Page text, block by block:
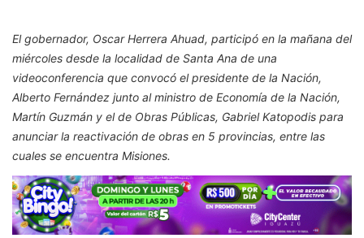
El gobernador, Oscar Herrera Ahuad, participó en la mañana del
miércoles desde la localidad de Santa Ana de una
videoconferencia que convocó el presidente de la Nación,
Alberto Fernández junto al ministro de Economía de la Nación,
Martín Guzmán y el de Obras Públicas, Gabriel Katopodis para
anunciar la reactivación de obras en 5 provincias, entre las
cuales se encuentra Misiones.